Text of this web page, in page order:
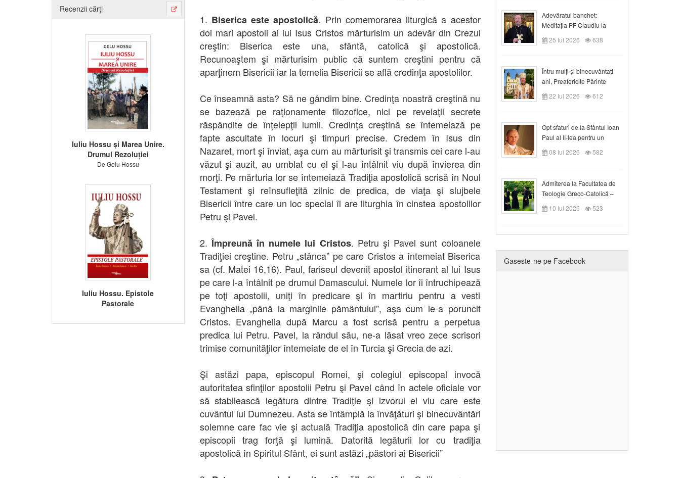
Recenzii cărți
Iuliu Hossu și Marea Unire.
Drumul Rezoluției
De Gelu Hossu
Iuliu Hossu. Epistole
Pastorale
1. Biserica este apostolică. Prin comemorarea liturgică a acestor
doi mari apostoli ai lui Isus Cristos mărturisim un adevăr din Crezul
creştin: Biserica este una, sfântă, catolică şi apostolică.
Recunoaştem şi mărturisim public că suntem creştini pentru că
aparţinem Bisericii iar la temelia Bisericii se află credinţa apostolilor.
Ce înseamnă asta? Să ne gândim bine. Credinţa noastră creştină nu
se bazează pe raţionamente filozofice, nici pe revelaţii secrete
răspândite de înţelepţii lumii. Credinţa creştină se întemeiază pe
fapte ascultate în locuri şi timpuri precise. Credem în Isus din
Nazaret, mort şi înviat, aşa cum au mărturisit şi transmis cei care l-au
văzut şi auzit, au umblat cu el şi l-au întâlnit viu după învierea din
morţi. Pe mărturia lor se întemeiază Tradiţia apostolică scrisă în Noul
Testament şi reînsufleţită zilnic de predica, de viaţa şi slujbele
Bisericii între care un loc special îl are liturghia în cinstea apostolilor
Petru şi Pavel.
2.Împreună în numele lui Cristos. Petru şi Pavel sunt coloanele
Tradiţiei creştine. Petru „stânca” pe care Cristos a întemeiat Biserica
sa (cf. Matei 16,16). Paul, fariseul devenit apostol itinerant al lui Isus
pe care l-a întâlnit pe drumul Damascului. Numele lor îi întruchipează
pe toţi apostolii, uniţi în predicare şi în martiriu pentru a vesti
Evanghelia „până la marginile pământului”, aşa cum le-a poruncit
Cristos. Evanghelia după Marcu a fost scrisă pentru a perpetua
predica lui Petru. Pavel, la rândul său, ne-a lăsat vreo zece scrisori
trimise comunităţilor întemeiate de el în Turcia şi Grecia de azi.
Şi astăzi papa, episcopul Romei, şi colegiul episcopal invocă
autoritatea sfinţilor apostolii Petru şi Pavel când în actele oficiale vor
să stabilească legătura dintre Tradiţie şi izvorul ei viu care este
cuvântul lui Dumnezeu. Asta se întâmplă la învăţături şi binecuvântări
solemne care fac vie şi actuală Tradiţia apostolică din care papa şi
episcopii trag forţă şi lumină. Datorită legăturii lor cu tradiţia
apostolică în Spiritul Sfânt, ei sunt astăzi „păstori ai Bisericii”
Adevăratul banchet:
Meditația PF Claudiu la
Duminica a VIII-a după
Rusalii
25 Iul 2026 638
Întru mulți și binecuvântați
ani, Preafericite Părinte
Claudiu!
22 Iul 2026 612
Opt sfaturi de la Sfântul Ioan
Paul al II-lea pentru un
creștin
08 Iul 2026 582
Admiterea la Facultatea de
Teologie Greco-Catolică –
Departamentul Blaj în anul
universitar 2026/2027
10 Iul 2026 523
Gaseste-ne pe Facebook